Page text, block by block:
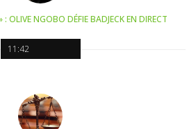
11:42
: OLIVE NGOBO DÉFIE BADJECK EN DIRECT